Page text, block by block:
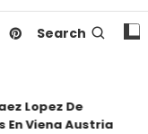
Search
Lopez De
En Viena Austria